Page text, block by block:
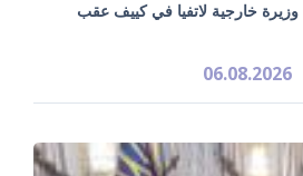
وزيرة خارجية لاتفيا في كييف عقب
06.08.2026